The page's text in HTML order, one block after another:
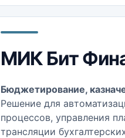
МИК Бит
Бюджетирование,
Решение для
процессов, управления
трансляции